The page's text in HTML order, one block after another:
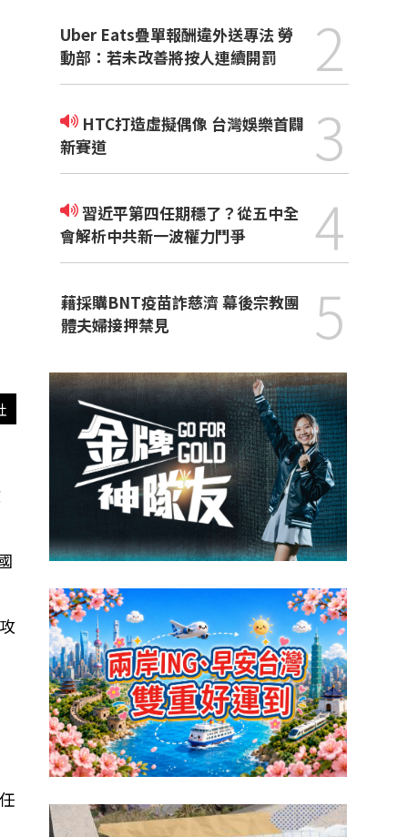
Uber Eats疊單報酬違外送專法 勞
動部：若未改善將按人連續開罰
2
新賽道
3
習近平第四任期穩了？從五中全
會解析中共新一波權力鬥爭
4
藉採購BNT疫苗詐慈濟 幕後宗教團
體夫婦接押禁見
5